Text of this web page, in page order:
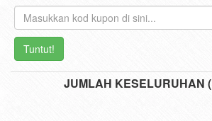
Tuntut!
JUMLAH KESELURUHAN